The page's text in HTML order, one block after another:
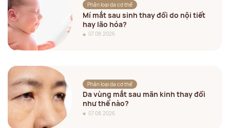
Phân loại da cơ thể
Mí mắt sau sinh thay đổi do nội tiết
hay lão hóa?
07.08.2026
Phân loại da cơ thể
Da vùng mắt sau mãn kinh thay đổi
như thế nào?
07.08.2026